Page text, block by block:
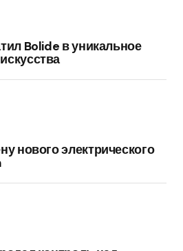
Bolide в уникальное
нового электрического